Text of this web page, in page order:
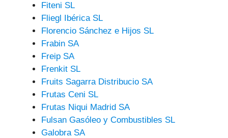
Fiteni SL
Fliegl Ibérica SL
Florencio Sánchez e Hijos SL
Frabin SA
Freip SA
Frenkit SL
Fruits Sagarra Distribucio SA
Frutas Ceni SL
Frutas Niqui Madrid SA
Fulsan Gasóleo y Combustibles SL
Galobra SA